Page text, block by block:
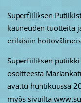
Superfiiliksen
kauneuden tuotteita
erilaisiin
Superfiiliksen
osoitteesta
avattu huhtikuussa
myös sivuilta